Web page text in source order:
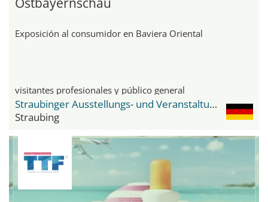
Exposición al consumidor en Baviera Oriental
visitantes profesionales y público general
Straubinger Ausstellungs- und Veranstaltungsgelände
Straubing